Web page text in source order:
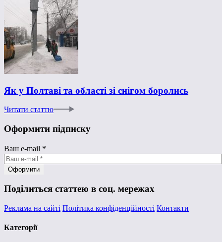
Як у Полтаві та області зі снігом боролись
Читати статтю
Оформити підписку
Ваш e-mail *
Поділиться статтею в соц. мережах
Реклама на сайті Політика конфіденційності Контакти
Категорії